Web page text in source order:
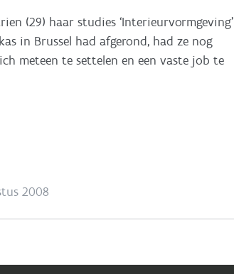
(29) haar studies ‘Interieurvormgeving’
in Brussel had afgerond, had ze nog
meteen te settelen en een vaste job te
2008